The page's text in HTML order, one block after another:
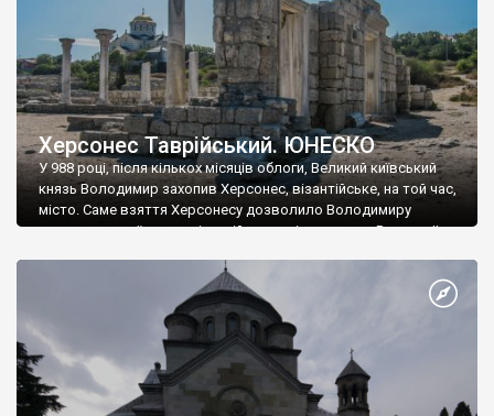
Херсонес Таврійський. ЮНЕСКО
У 988 році, після кількох місяців облоги, Великий київський
князь Володимир захопив Херсонес, візантійське, на той час,
місто. Саме взяття Херсонесу дозволило Володимиру
диктувати свої умови візантійському імператору Василю ІІ, та
Херсонесі Володимир-язичник, став Василем-християнином.
А потім було Хрещення Русі. На честь Херсонесу Таврійського